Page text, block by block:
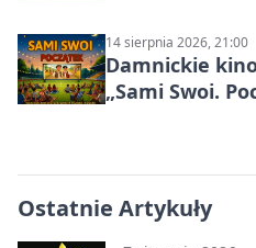
14 sierpnia 2026, 21:00
Damnickie
„Sami Swoi.
Ostatnie Artykuły